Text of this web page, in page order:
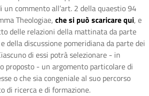
un commento all’art. 2 della quaestio 94
Theologiae, che si può scaricare qui, e
delle relazioni della mattinata da parte
della discussione pomeridiana da parte dei
di essi potrà selezionare - in
proposto - un argomento particolare di
o che sia congeniale al suo percorso
di ricerca e di formazione.